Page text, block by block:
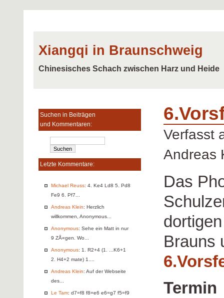
Xiangqi in Braunschweig
Chinesisches Schach zwischen Harz und Heide
Suchen in Beiträgen
und Kommentaren:
Letzte Kommentare:
Michael Reuss: 4. Ke4 Ld8 5. Pd8
Fe9 6. Pf7...
Andreas Klein: Herzlich
willkommen, Anonymous...
Anonymous: Sehe ein Matt in nur
9 ZÅ«gen. Wo...
Anonymous: 1. R2+4 (1. ...K6+1
2. H4+2 mate) 1....
Andreas Klein: Auf der Webseite
des...
Le Tam: d7=f8 f8=e6 e6=g7 f5=f9
Verfasst
Andreas
Das
Brauns
Termin